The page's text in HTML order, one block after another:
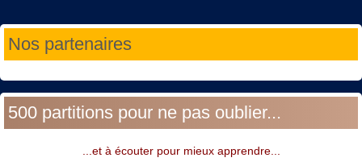
Nos partenaires
500 partitions pour ne pas oublier...
...et à écouter pour mieux apprendre...
Année
précédente
Mois
précédent
Année
suivante
Mois
suivant